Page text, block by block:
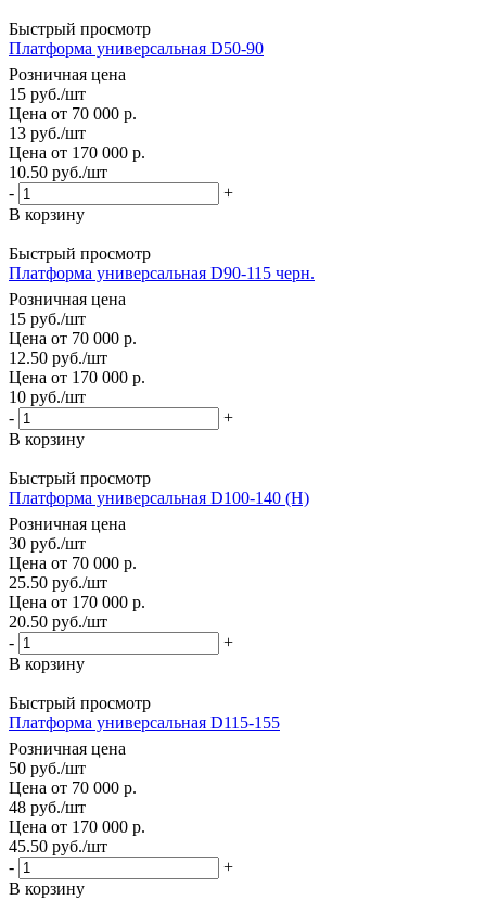
Быстрый просмотр
Платформа универсальная D50-90
Розничная цена
15 руб./шт
Цена от 70 000 р.
13 руб./шт
Цена от 170 000 р.
10.50 руб./шт
-
+
В корзину
Быстрый просмотр
Платформа универсальная D90-115 черн.
Розничная цена
15 руб./шт
Цена от 70 000 р.
12.50 руб./шт
Цена от 170 000 р.
10 руб./шт
-
+
В корзину
Быстрый просмотр
Платформа универсальная D100-140 (Н)
Розничная цена
30 руб./шт
Цена от 70 000 р.
25.50 руб./шт
Цена от 170 000 р.
20.50 руб./шт
-
+
В корзину
Быстрый просмотр
Платформа универсальная D115-155
Розничная цена
50 руб./шт
Цена от 70 000 р.
48 руб./шт
Цена от 170 000 р.
45.50 руб./шт
-
+
В корзину